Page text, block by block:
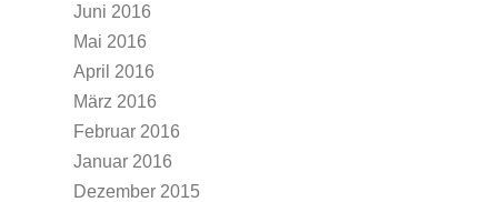
Juni 2016
Mai 2016
April 2016
März 2016
Februar 2016
Januar 2016
Dezember 2015